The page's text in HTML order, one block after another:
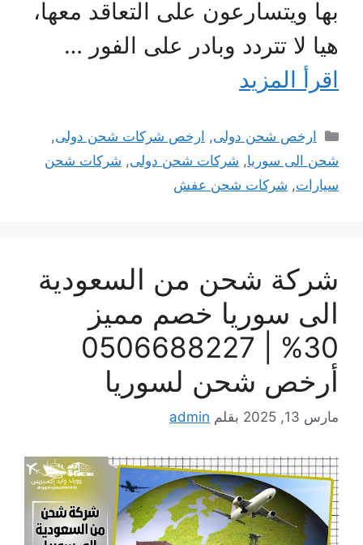
بها ويتسارعون على التعاقد معها،
هيا لا تتردد وبادر على الفور …
اقرأ المزيد
التصنيفات
ارخص شحن دولى, ارخص شركات شحن دولى,
شحن الى سوريا, شركات شحن دولى, شركات شحن
سيارات, شركات شحن عفش
شركة شحن من السعودية
الى سوريا خصم مميز
30% | 0506688227
أرخص شحن لسوريا
مارس 13, 2025 بقلم admin